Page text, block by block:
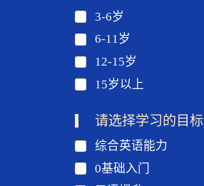
3-6岁
6-11岁
12-15岁
15岁以上
请选择学习的目标
综合英语能力
0基础入门